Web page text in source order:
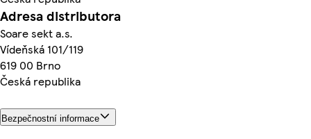
Adresa distributora
Soare sekt a.s.
Vídeňská 101/119
619 00 Brno
Česká republika
Bezpečnostní informace